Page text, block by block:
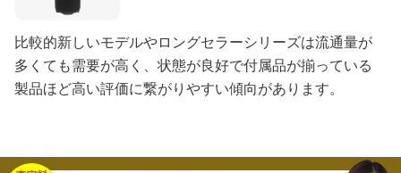
比較的新しいモデルやロングセラーシリーズは流通量が
多くても需要が高く、状態が良好で付属品が揃っている
製品ほど高い評価に繋がりやすい傾向があります。